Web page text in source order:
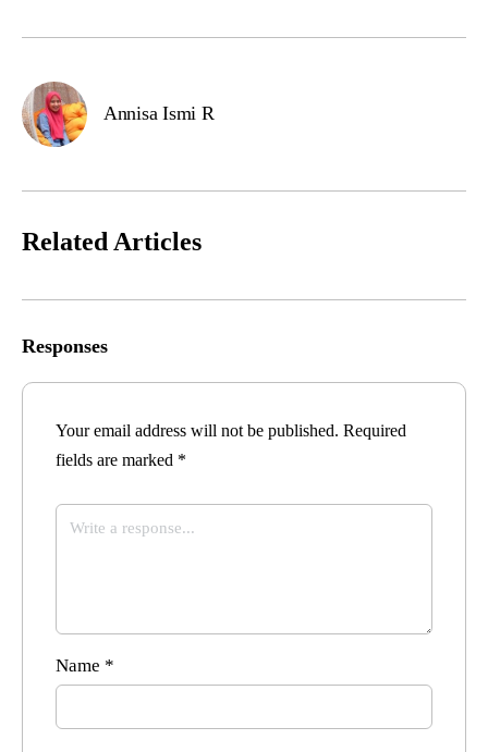
Annisa Ismi R
Related Articles
Responses
Your email address will not be published. Required
fields are marked *
Name *